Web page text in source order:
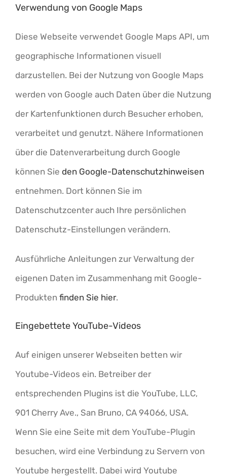
Verwendung von Google Maps
Diese Webseite verwendet Google Maps API, um
geographische Informationen visuell
darzustellen. Bei der Nutzung von Google Maps
werden von Google auch Daten über die Nutzung
der Kartenfunktionen durch Besucher erhoben,
verarbeitet und genutzt. Nähere Informationen
über die Datenverarbeitung durch Google
können Sie den Google-Datenschutzhinweisen
entnehmen. Dort können Sie im
Datenschutzcenter auch Ihre persönlichen
Datenschutz-Einstellungen verändern.
Ausführliche Anleitungen zur Verwaltung der
eigenen Daten im Zusammenhang mit Google-
Produkten finden Sie hier.
Eingebettete YouTube-Videos
Auf einigen unserer Webseiten betten wir
Youtube-Videos ein. Betreiber der
entsprechenden Plugins ist die YouTube, LLC,
901 Cherry Ave., San Bruno, CA 94066, USA.
Wenn Sie eine Seite mit dem YouTube-Plugin
besuchen, wird eine Verbindung zu Servern von
Youtube hergestellt. Dabei wird Youtube